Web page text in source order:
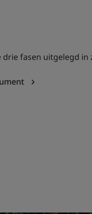
drie fasen uitgelegd in